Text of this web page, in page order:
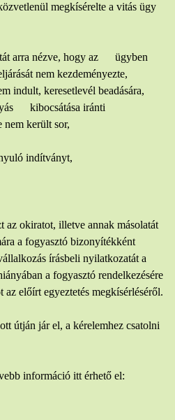
megkísérelte a vitás ügy
arra nézve, hogy az ügyben
nem kezdeményezte,
keresetlevél beadására,
kibocsátása iránti
nem került sor,
indítványt,
az okiratot, illetve annak másolatát
a fogyasztó bizonyítékként
írásbeli nyilatkozatát a
a fogyasztó rendelkezésére
előírt egyeztetés megkísérléséről.
útján jár el, a kérelemhez csatolni
információ itt érhető el: